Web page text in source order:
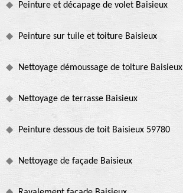
Peinture et décapage de volet Baisieux
Peinture sur tuile et toiture Baisieux
Nettoyage démoussage de toiture Baisieux
Nettoyage de terrasse Baisieux
Peinture dessous de toit Baisieux 59780
Nettoyage de façade Baisieux